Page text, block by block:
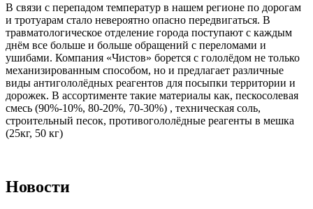
В связи с перепадом температур в нашем регионе по дорогам
и тротуарам стало невероятно опасно передвигаться. В
травматологическое отделение города поступают с каждым
днём все больше и больше обращений с переломами и
ушибами. Компания «Чистов» борется с гололёдом не только
механизированным способом, но и предлагает различные
виды антигололёдных реагентов для посыпки территории и
дорожек. В ассортименте такие материалы как, пескосолевая
смесь (90%-10%, 80-20%, 70-30%) , техническая соль,
строительный песок, противогололёдные реагенты в мешка
(25кг, 50 кг)
Новости